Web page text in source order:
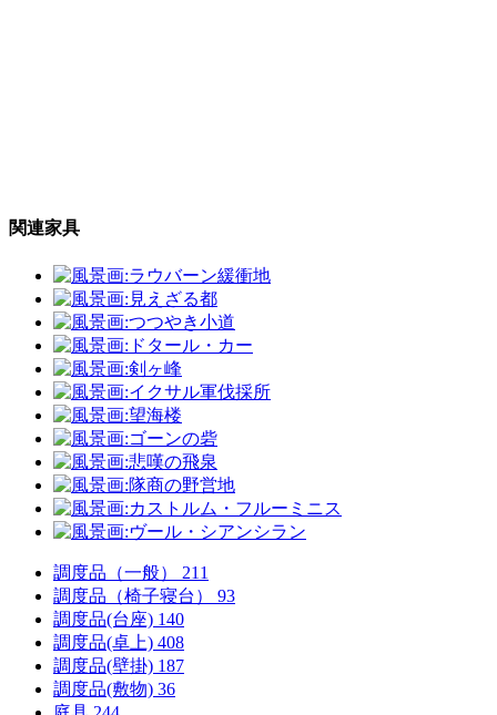
関連家具
調度品（一般） 211
調度品（椅子寝台） 93
調度品(台座) 140
調度品(卓上) 408
調度品(壁掛) 187
調度品(敷物) 36